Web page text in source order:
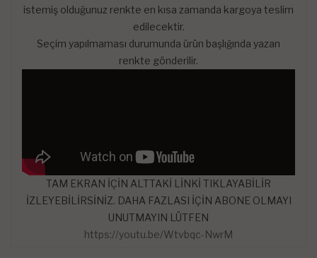
istemiş olduğunuz renkte en kısa zamanda kargoya teslim
edilecektir.
Seçim yapılmaması durumunda ürün başlığında yazan
renkte gönderilir.
TAM EKRAN İÇİN ALTTAKİ LİNKİ TIKLAYABİLİR
İZLEYEBİLİRSİNİZ. DAHA FAZLASI İÇİN ABONE OLMAYI
UNUTMAYIN LÜTFEN
https://youtu.be/Wtvbqc-NwrM